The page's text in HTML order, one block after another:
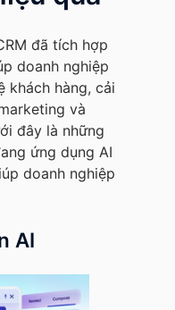
đã tích hợp
doanh nghiệp
khách hàng, cải
và
đây là những
ứng dụng AI
doanh nghiệp
AI